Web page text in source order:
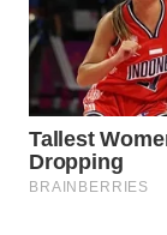
WAHANA
Wahana
Network
KONSUMEN